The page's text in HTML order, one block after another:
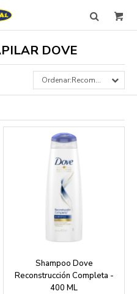
DOVE
Recomendados
Shampoo Dove
Reconstrucción Completa -
400 ML